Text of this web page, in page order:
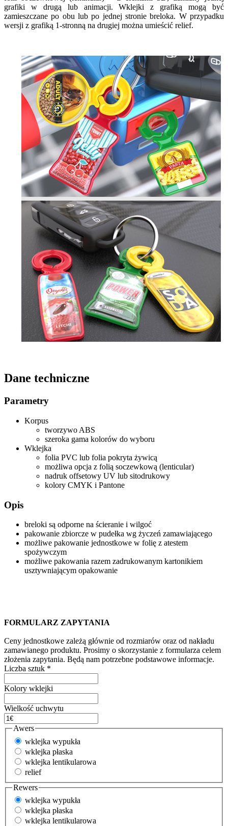
grafiki w drugą lub animacji. Wklejki z grafiką mogą być
zamieszczane po obu lub po jednej stronie breloka. W przypadku
wersji z grafiką 1-stronną na drugiej można umieścić relief.
Dane techniczne
Parametry
Korpus
tworzywo ABS
szeroka gama kolorów do wyboru
Wklejka
folia PVC lub folia pokryta żywicą
możliwa opcja z folią soczewkową (lenticular)
nadruk offsetowy UV lub sitodrukowy
kolory CMYK i Pantone
Opis
breloki są odporne na ścieranie i wilgoć
pakowanie zbiorcze w pudełka wg życzeń zamawiającego
możliwe pakowanie jednostkowe w folię z atestem
spożywczym
możliwe pakowania razem zadrukowanym kartonikiem
usztywniającym opakowanie
FORMULARZ ZAPYTANIA
Ceny jednostkowe zależą głównie od rozmiarów oraz od nakładu
zamawianego produktu. Prosimy o skorzystanie z formularza celem
złożenia zapytania. Będą nam potrzebne podstawowe informacje.
Liczba sztuk *
Kolory wklejki
Wielkość uchwytu
Awers
wklejka wypukła
wklejka płaska
wklejka lentikularowa
relief
Rewers
wklejka wypukła
wklejka płaska
wklejka lentikularowa